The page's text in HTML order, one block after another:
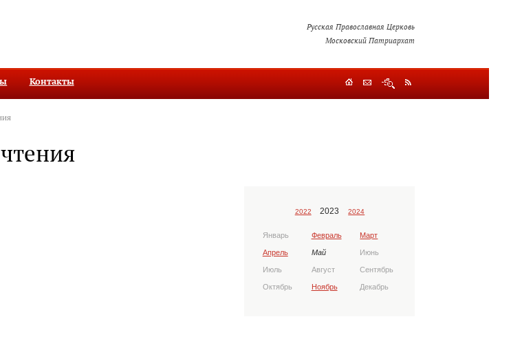
Русская Православная Церковь
Московский Патриархат
Контакты
2022 2023 2024
Январь Февраль Март
Апрель Май Июнь
Июль Август Сентябрь
Октябрь Ноябрь Декабрь